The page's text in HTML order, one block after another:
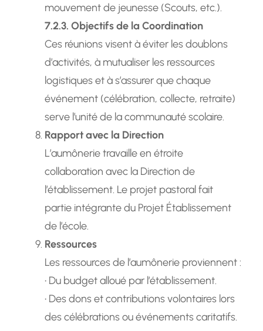
mouvement de jeunesse (Scouts, etc.).
7.2.3. Objectifs de la Coordination
Ces réunions visent à éviter les doublons
d’activités, à mutualiser les ressources
logistiques et à s’assurer que chaque
événement (célébration, collecte, retraite)
serve l’unité de la communauté scolaire.
Rapport avec la Direction
L’aumônerie travaille en étroite
collaboration avec la Direction de
l’établissement. Le projet pastoral fait
partie intégrante du Projet Établissement
de l’école.
Ressources
Les ressources de l’aumônerie proviennent :
• Du budget alloué par l’établissement.
• Des dons et contributions volontaires lors
des célébrations ou événements caritatifs.